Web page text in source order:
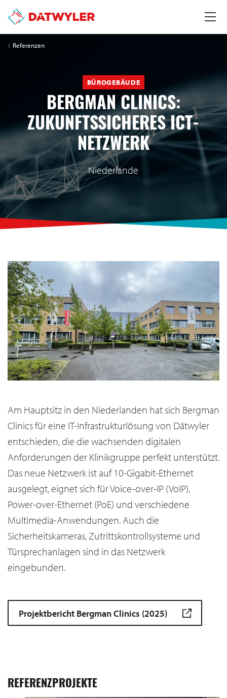
Referenzen
BÜROGEBÄUDE
BERGMAN CLINICS:
ZUKUNFTSSICHERES ICT-
NETZWERK
Niederlande
Am Hauptsitz in den Niederlanden hat sich Bergman
Clinics für eine IT-Infrastrukturlösung von Dätwyler
entschieden, die die wachsenden digitalen
Anforderungen der Klinikgruppe perfekt unterstützt.
Das neue Netzwerk ist auf 10-Gigabit-Ethernet
ausgelegt, eignet sich für Voice-over-IP (VoIP),
Power-over-Ethernet (PoE) und verschiedene
Multimedia-Anwendungen. Auch die
Sicherheitskameras, Zutrittskontrollsysteme und
Türsprechanlagen sind in das Netzwerk
eingebunden.
Projektbericht Bergman Clinics (2025)
REFERENZPROJEKTE